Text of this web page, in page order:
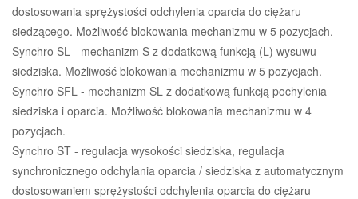
dostosowania sprężystości odchylenia oparcia do ciężaru
siedzącego. Możliwość blokowania mechanizmu w 5 pozycjach.
Synchro SL - mechanizm S z dodatkową funkcją (L) wysuwu
siedziska. Możliwość blokowania mechanizmu w 5 pozycjach.
Synchro SFL - mechanizm SL z dodatkową funkcją pochylenia
siedziska i oparcia. Możliwość blokowania mechanizmu w 4
pozycjach.
Synchro ST - regulacja wysokości siedziska, regulacja
synchronicznego odchylania oparcia / siedziska z automatycznym
dostosowaniem sprężystości odchylenia oparcia do ciężaru